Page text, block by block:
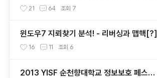
21 64 조회 7
윈도우7 지뢰찾기 분석! - 리버싱과 맵핵[?]
16 11 조회 6
2013 YISF 순천향대학교 정보보호 페스티